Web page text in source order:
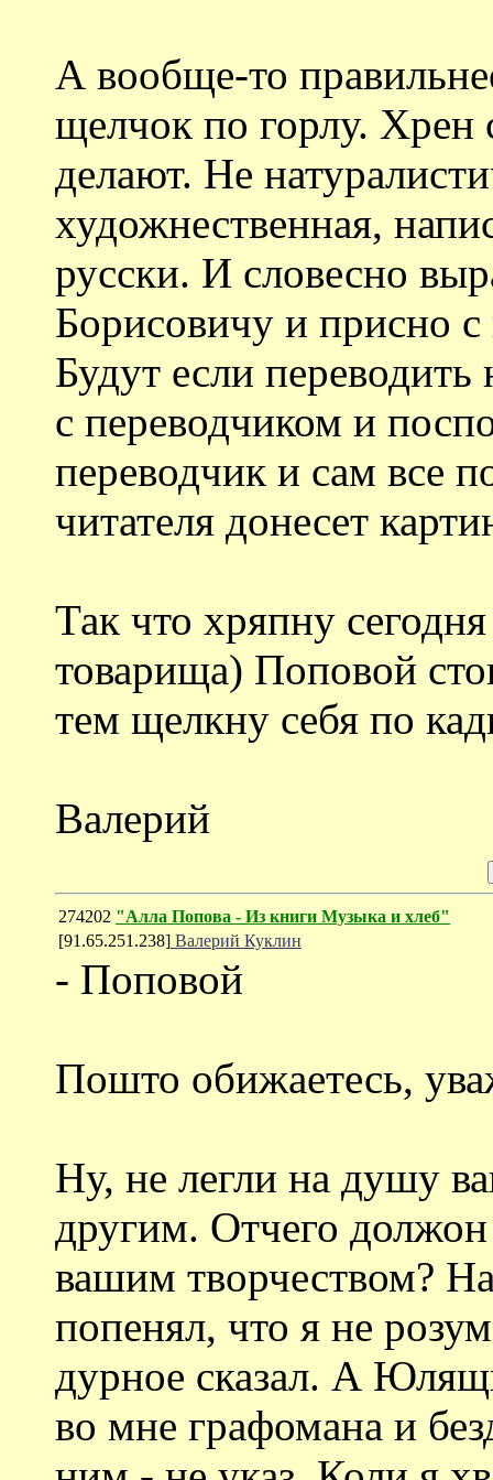
А вообще-то
щелчок по горлу.
делают. Не
художнественная,
русски. И словесно
Борисовичу и присно
Будут если переводить
с переводчиком и
переводчик и сам все
читателя донесет
Так что хряпну
товарища) Поповой
тем щелкну себя по
Валерий
274202 "Алла Попова - Из книги Музыка и хлеб"
[91.65.251.238] Валерий Куклин
- Поповой
Пошто обижаетесь,
Ну, не легли на душу
другим. Отчего
вашим творчеством?
попенял, что я не
дурное сказал. А
во мне графомана и